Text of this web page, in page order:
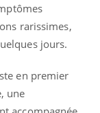
rarissimes,
jours.
en premier
une